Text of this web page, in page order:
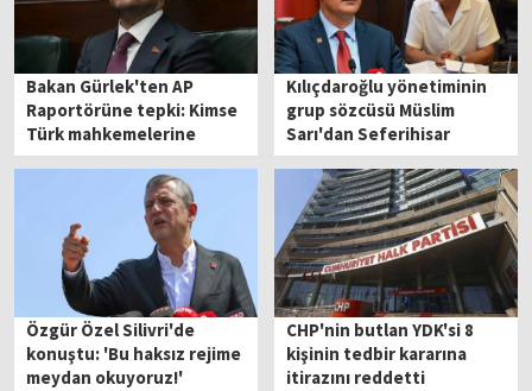
Bakan Gürlek'ten AP
Raportörüne tepki: Kimse
Türk mahkemelerine
parmak sallayamaz
Kılıçdaroğlu yönetiminin
grup sözcüsü Müslim
Sarı'dan Seferihisar
mesajı!
Özgür Özel Silivri'de
konuştu: 'Bu haksız rejime
meydan okuyoruz!'
CHP'nin butlan YDK'si 8
kişinin tedbir kararına
itirazını reddetti